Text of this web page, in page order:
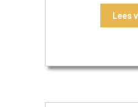
Lees